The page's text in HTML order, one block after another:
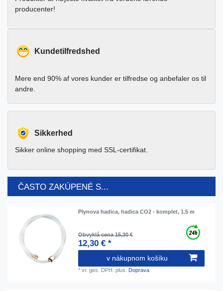
producenter!
Kundetilfredshed
Mere end 90% af vores kunder er tilfredse og anbefaler os til
andre.
Sikkerhed
Sikker online shopping med SSL-certifikat.
ČASTO ZAKÚPENÉ S...
Plynova hadica, hadica CO2 - komplet, 1.5 m
Obvyklá cena 15,30 €
12,30 € *
v nákupnom košíku
*vr. ges. DPH. plus. Doprava